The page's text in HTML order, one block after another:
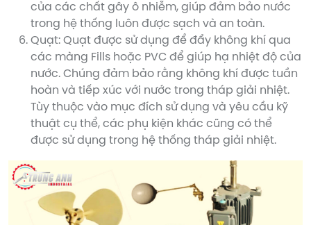
của các chất gây ô nhiễm, giúp đảm bảo nước
trong hệ thống luôn được sạch và an toàn.
Quạt: Quạt được sử dụng để đẩy không khí qua
các màng Fills hoặc PVC để giúp hạ nhiệt độ của
nước. Chúng đảm bảo rằng không khí được tuần
hoàn và tiếp xúc với nước trong tháp giải nhiệt.
Tùy thuộc vào mục đích sử dụng và yêu cầu kỹ
thuật cụ thể, các phụ kiện khác cũng có thể
được sử dụng trong hệ thống tháp giải nhiệt.